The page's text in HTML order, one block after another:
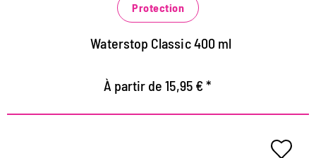
Protection
Waterstop Classic 400 ml
À partir de 15,95 € *